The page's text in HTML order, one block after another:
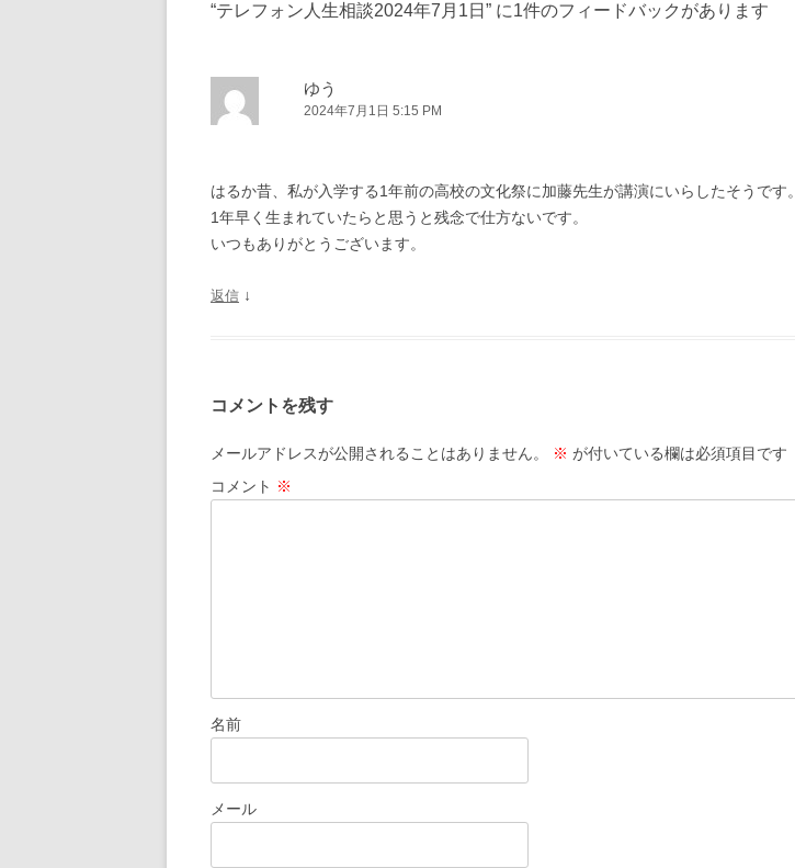
ビ
シ
“テレフォン人生相談2024年7月1日 ” に1件のフィードバックがあります
ゆう
2024年7月1日 5:15 PM
はるか昔、私が入学する1年前の高校の文化祭に加藤先生が講演にいらしたそうです。
1年早く生まれていたらと思うと残念で仕方ないです。
いつもありがとうございます。
返信 ↓
コメントを残す
メールアドレスが公開されることはありません。 ※ が付いている欄は必須項目です
コメント ※
名前
メール